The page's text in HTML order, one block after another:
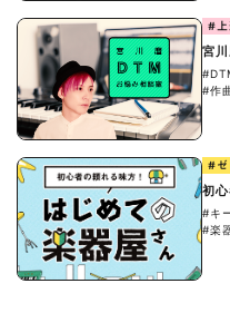
#上
宮
#作
#ゼ
初
#キ
#楽